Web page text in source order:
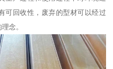
可回收性，废弃的型材可以经过
念。